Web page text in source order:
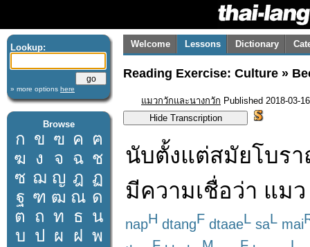
Lookup:
» more options here
Browse
ก ข ฃ ค ฅ
ฆ ง จ ฉ ช
ซ ฌ ญ ฎ ฏ
ฐ ฑ ฒ ณ ด
ต ถ ท ธ น
บ ป ผ ฝ พ
Welcome Lessons Dictionary
Reading Exercise: Culture »
แมวกวักและนางกวัก Published 2018-03-
นับตั้งแต่สมัยโบร
มีความเชื่อว่า แมว
napH dtangF dtaaeL saL mai